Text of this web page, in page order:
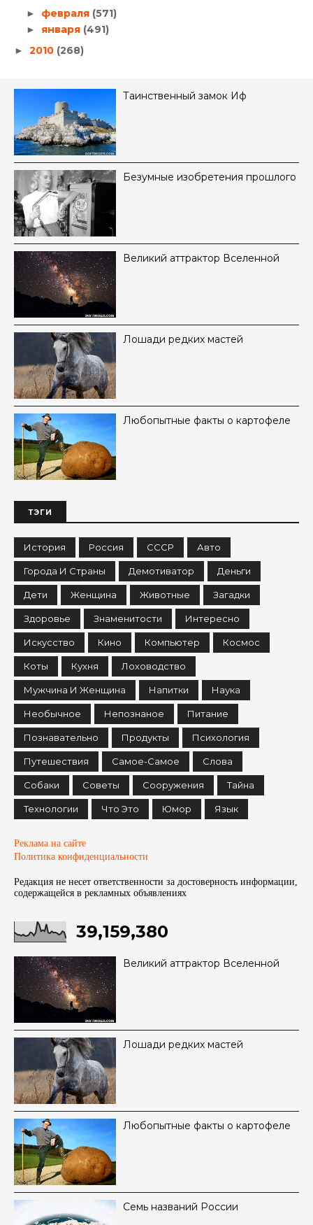
► февраля (571)
► января (491)
► 2010 (268)
Таинственный замок Иф
Безумные изобретения прошлого
Великий аттрактор Вселенной
Лошади редких мастей
Любопытные факты о картофеле
ТЭГИ
История Россия СССР Авто
Города И Страны Демотиватор Деньги
Дети Женщина Животные Загадки
Здоровье Знаменитости Интересно
Искусство Кино Компьютер Космос
Коты Кухня Лоховодство
Мужчина И Женщина Напитки Наука
Необычное Непознаное Питание
Познавательно Продукты Психология
Путешествия Самое-Самое Слова
Собаки Советы Сооружения Тайна
Технологии Что Это Юмор Язык
Реклама на сайте
Политика конфиденциальности
Редакция не несет ответственности за достоверность информации,
содержащейся в рекламных объявленияx
39,159,380
Великий аттрактор Вселенной
Лошади редких мастей
Любопытные факты о картофеле
Семь названий России